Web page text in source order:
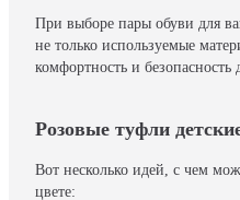
При выборе пары обуви для
не только используемые
комфортность и
Розовые туфли
Вот несколько идей, с чем
цвете: